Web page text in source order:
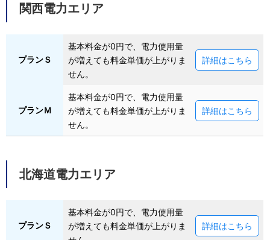
関西電力エリア
プランＳ
基本料金が0円で、電力使用量
が増えても料金単価が上がりま
せん。
詳細はこちら
プランＭ
基本料金が0円で、電力使用量
が増えても料金単価が上がりま
せん。
詳細はこちら
北海道電力エリア
プランＳ
基本料金が0円で、電力使用量
が増えても料金単価が上がりま
詳細はこちら